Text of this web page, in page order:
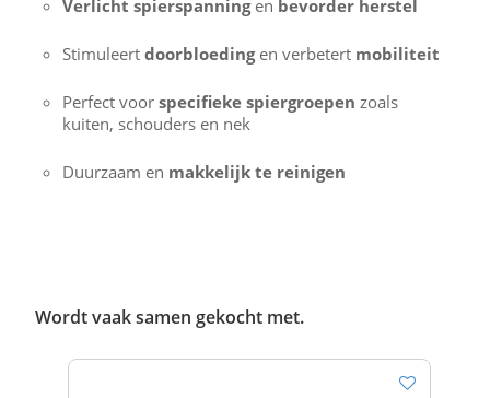
Verlicht spierspanningen bevorder herstel
Stimuleert doorbloedingen verbetert mobiliteit
Perfect voor specifieke spiergroepen zoals
kuiten, schouders en nek
Duurzaam en makkelijk te reinigen
Wordt vaak samen gekocht met.